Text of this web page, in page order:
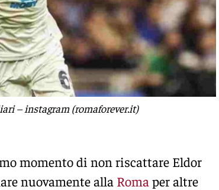
– instagram (romaforever.it)
momento di non riscattare Eldor
nuovamente alla Roma per altre